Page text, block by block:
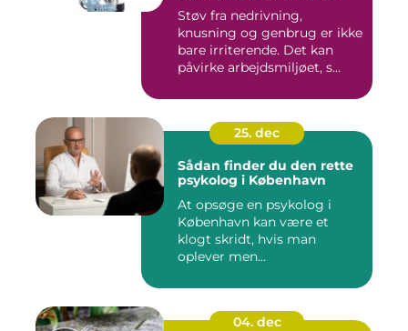
Støv fra nedrivning,
knusning og genbrug er ikke
bare irriterende. Det kan
påvirke arbejdsmiljøet, s...
25. dec
Sådan finder du den rette
psykolog i København
At opsøge en psykolog i
København kan være et
klogt skridt, hvis man
oplever men...
04. dec